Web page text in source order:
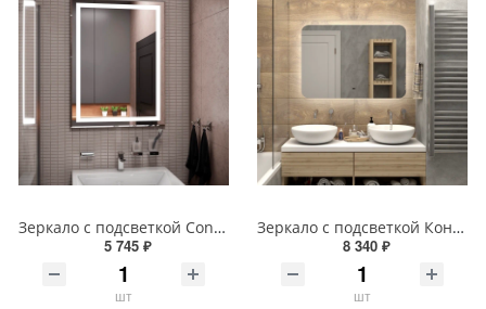
Зеркало с подсветкой Continent Пронто Люкс 60 х 80 см ЗЛП154
5 745 ₽
шт
Зеркало с подсветкой Континент Burzhe Led 100х70 с бесконтактным сенсором ЗЛП398
8 340 ₽
шт